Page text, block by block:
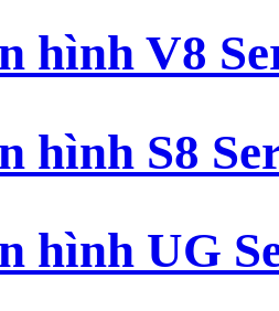
hình V8
hình S8
hình UG